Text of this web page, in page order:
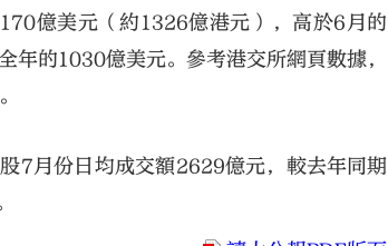
億美元（約1326億港元），高於6月的
的1030億美元。參考港交所網頁數據，
7月份日均成交額2629億元，較去年同期